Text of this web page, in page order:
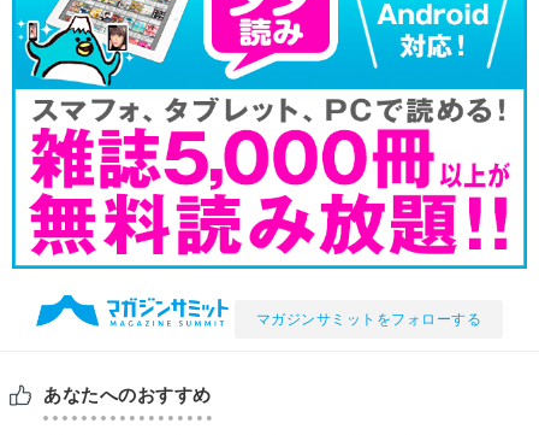
マガジンサミットをフォローする
あなたへのおすすめ